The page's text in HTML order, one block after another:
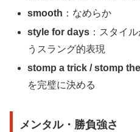
smooth ：なめらか
style for days ：スタイ
うスラング的表現
stomp a trick / stomp
を完璧に決める
メンタル・勝負強さ